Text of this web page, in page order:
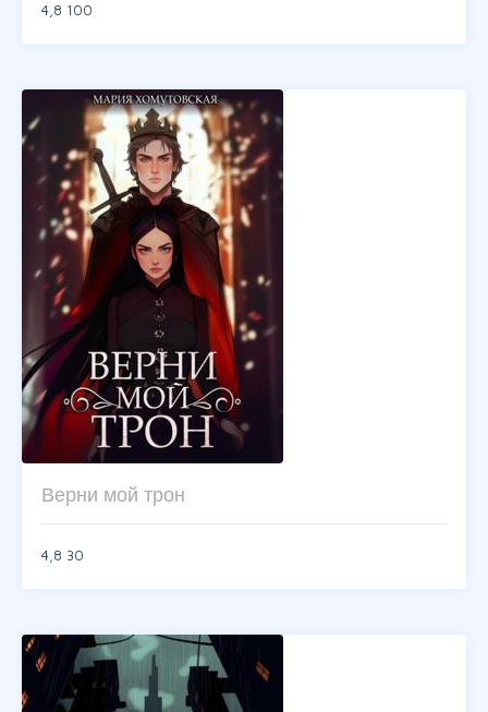
4,8 100
Верни мой трон
4,8 30